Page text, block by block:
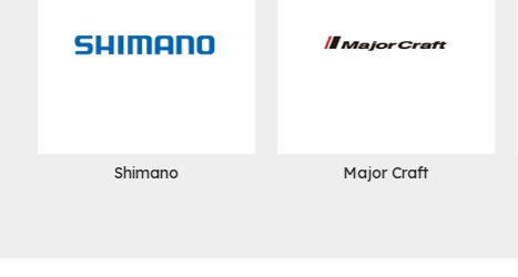
Shimano Major Craft